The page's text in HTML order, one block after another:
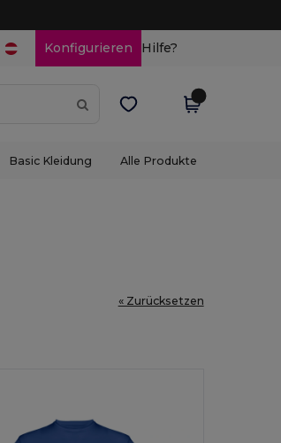
Konfigurieren Hilfe?
Basic Kleidung Alle Produkte
« Zurücksetzen